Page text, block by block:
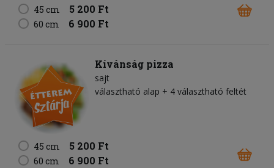
45 cm 5 200 Ft
60 cm 6 900 Ft
Kívánság pizza
sajt
választható alap + 4 választható feltét
45 cm 5 200 Ft
60 cm 6 900 Ft